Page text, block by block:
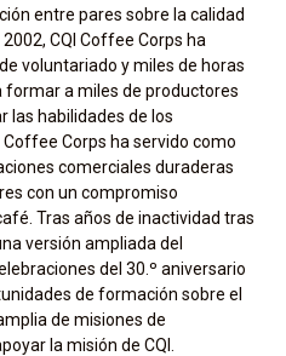
entre pares sobre la calidad
CQI Coffee Corps ha
voluntariado y miles de horas
a miles de productores
las habilidades de los
Corps ha servido como
comerciales duraderas
con un compromiso
Tras años de inactividad tras
versión ampliada del
del 30.º aniversario
de formación sobre el
de misiones de
la misión de CQI.